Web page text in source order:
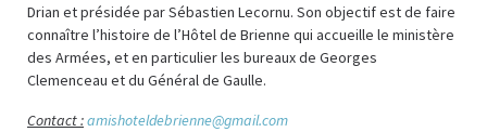
Drian et présidée par Sébastien Lecornu. Son objectif est de faire
connaître l’histoire de l’Hôtel de Brienne qui accueille le ministère
des Armées, et en particulier les bureaux de Georges
Clemenceau et du Général de Gaulle.
Contact :amishoteldebrienne@gmail.com